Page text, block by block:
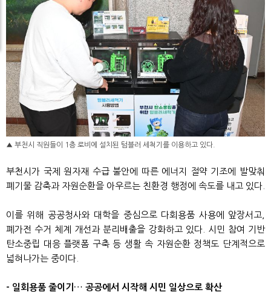
▲ 부천시 직원들이 1층 로비에 설치된 텀블러 세척기를 이용하고 있다.
부천시가 국제 원자재 수급 불안에 따른 에너지 절약 기조에 발맞춰
폐기물 감축과 자원순환을 아우르는 친환경 행정에 속도를 내고 있다.
이를 위해 공공청사와 대학을 중심으로 다회용품 사용에 앞장서고,
폐가전 수거 체계 개선과 분리배출을 강화하고 있다. 시민 참여 기반
탄소중립 대응 플랫폼 구축 등 생활 속 자원순환 정책도 단계적으로
넓혀나가는 중이다.
- 일회용품 줄이기… 공공에서 시작해 시민 일상으로 확산